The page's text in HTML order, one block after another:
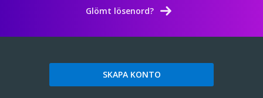
Glömt lösenord?
SKAPA KONTO